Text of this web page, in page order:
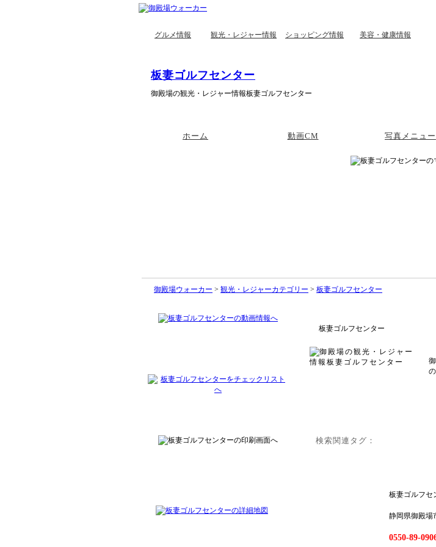
グルメ情報 観光・レジャー情報 ショッピング情報 美容・健康情報
板妻ゴルフセンター
御殿場の観光・レジャー情報板妻ゴルフセンター
ホーム 動画CM 写真メニュー
御殿場ウォーカー > 観光・レジャーカテゴリー > 板妻ゴルフセンター
板妻ゴルフセンター
検索関連タグ：
板妻ゴルフセ
静岡県御殿場
0550-89-